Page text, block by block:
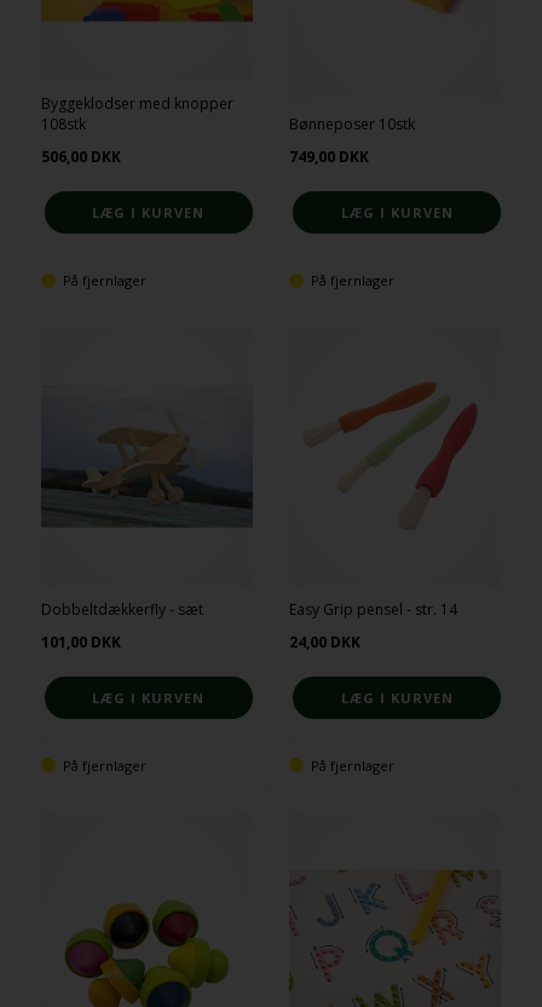
Byggeklodser med knopper
108stk
506,00 DKK
På fjernlager
Bønneposer 10stk
749,00 DKK
På fjernlager
Dobbeltdækkerfly - sæt
101,00 DKK
På fjernlager
Easy Grip pensel - str. 14
24,00 DKK
På fjernlager